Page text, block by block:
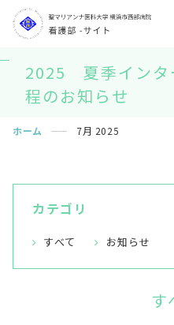
2025 夏季インタ
程のお知らせ
ホーム 7月 2025
カテゴリ
すべて お知らせ
す